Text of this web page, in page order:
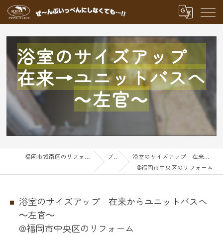
浴室のサイズアップ
在来→ユニットバスへ
～左官～
ブログ
浴室のサイズアップ 在来からユニットバスへ～左官～
@福岡市中央区のリフォーム
浴室のサイズアップ 在来からユニットバスへ
～左官～
@福岡市中央区のリフォーム